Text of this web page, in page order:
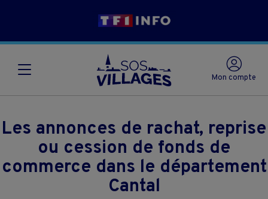
Mon compte
Les annonces de rachat, reprise
ou cession de fonds de
commerce dans le département
Cantal